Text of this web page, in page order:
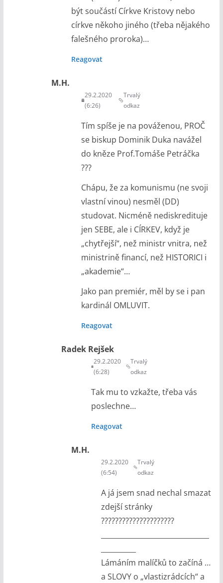
být součástí Církve Kristovy nebo
církve někoho jiného (třeba nějakého
falešného proroka)…
Reagovat
M.H.
29.2.2020
(6:26)
Trvalý
odkaz
Tím spíše je na pováženou, PROČ
se biskup Dominik Duka navážel
do kněze Prof.Tomáše Petráčka
???
Chápu, že za komunismu (ne svoji
vlastní vinou) nesměl (DD)
studovat. Nicméně nediskredituje
jen SEBE, ale i CÍRKEV, když je
„chytřejší“, než ministr vnitra, než
ministrině financí, než HISTORICI i
„akademie“…
Jako pan premiér, měl by se i pan
kardinál OMLUVIT.
Reagovat
Radek Rejšek
29.2.2020
(6:28)
Trvalý
odkaz
Tak mu to vzkažte, třeba vás
poslechne…
Reagovat
M.H.
29.2.2020
(6:54)
Trvalý
odkaz
A já jsem snad nechal smazat
zdejší stránky
?????????????????????
Lámáním malíčků to začíná …
a SLOVY o „vlastizrádcích“ a